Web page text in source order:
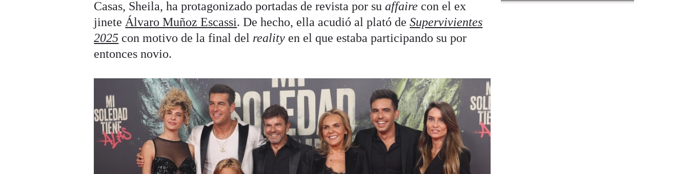
Casas, Sheila, ha protagonizado portadas de revista por suaffaire con el ex
jinete Álvaro Muñoz Escassi. De hecho, ella acudió al plató deSupervivientes
2025 con motivo de la final del reality en el que estaba participando su por
entonces novio.